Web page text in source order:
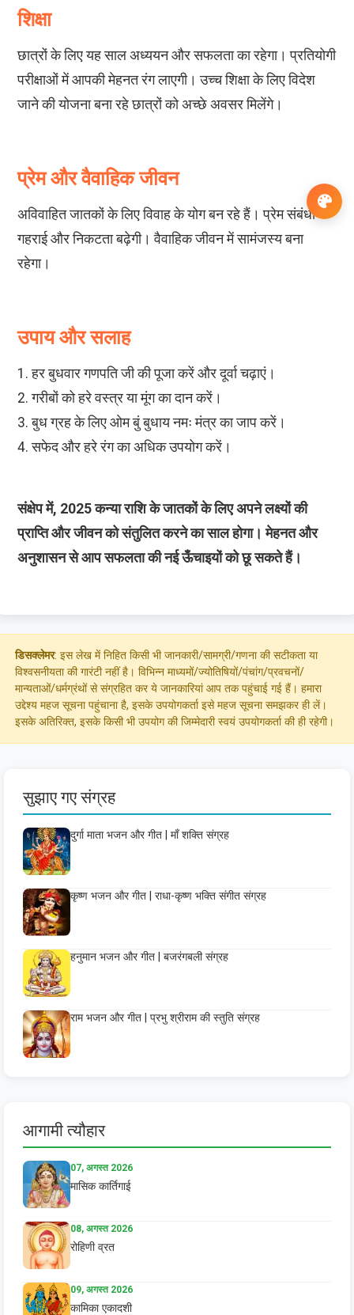
शिक्षा
छात्रों के लिए यह साल अध्ययन और सफलता का रहेगा। प्रतियोगी
परीक्षाओं में आपकी मेहनत रंग लाएगी। उच्च शिक्षा के लिए विदेश
जाने की योजना बना रहे छात्रों को अच्छे अवसर मिलेंगे।
प्रेम और वैवाहिक जीवन
अविवाहित जातकों के लिए विवाह के योग बन रहे हैं। प्रेम संबंधों में
गहराई और निकटता बढ़ेगी। वैवाहिक जीवन में सामंजस्य बना
रहेगा।
उपाय और सलाह
1. हर बुधवार गणपति जी की पूजा करें और दूर्वा चढ़ाएं।
2. गरीबों को हरे वस्त्र या मूंग का दान करें।
3. बुध ग्रह के लिए ओम बुं बुधाय नमः मंत्र का जाप करें।
4. सफेद और हरे रंग का अधिक उपयोग करें।
संक्षेप में, 2025 कन्या राशि के जातकों के लिए अपने लक्ष्यों की
प्राप्ति और जीवन को संतुलित करने का साल होगा। मेहनत और
अनुशासन से आप सफलता की नई ऊँचाइयों को छू सकते हैं।
डिसक्लेमर: इस लेख में निहित किसी भी जानकारी/सामग्री/गणना की सटीकता या
विश्वसनीयता की गारंटी नहीं है। विभिन्न माध्यमों/ज्योतिषियों/पंचांग/प्रवचनों/
मान्यताओं/धर्मग्रंथों से संग्रहित कर ये जानकारियां आप तक पहुंचाई गई हैं। हमारा
उद्देश्य महज सूचना पहुंचाना है, इसके उपयोगकर्ता इसे महज सूचना समझकर ही लें।
इसके अतिरिक्त, इसके किसी भी उपयोग की जिम्मेदारी स्वयं उपयोगकर्ता की ही रहेगी।
सुझाए गए संग्रह
दुर्गा माता भजन और गीत | माँ शक्ति संग्रह
कृष्ण भजन और गीत | राधा-कृष्ण भक्ति संगीत संग्रह
हनुमान भजन और गीत | बजरंगबली संग्रह
राम भजन और गीत | प्रभु श्रीराम की स्तुति संग्रह
आगामी त्यौहार
07, अगस्त 2026
मासिक कार्तिगाई
08, अगस्त 2026
रोहिणी व्रत
09, अगस्त 2026
कामिका एकादशी